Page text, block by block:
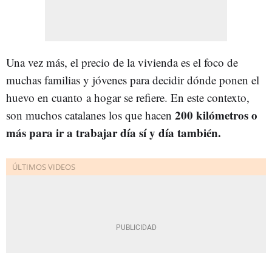
Una vez más, el precio de la vivienda es el foco de
muchas familias y jóvenes para decidir dónde ponen el
huevo en cuanto a hogar se refiere. En este contexto,
son muchos catalanes los que hacen 200 kilómetros o
más para ir a trabajar día sí y día también.